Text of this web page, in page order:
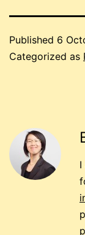
Published 6
Categorized as
I